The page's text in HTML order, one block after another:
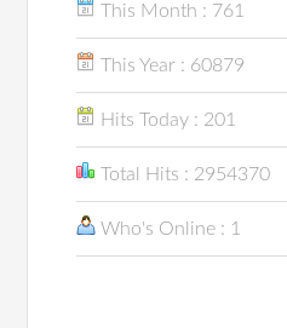
This Month : 761
This Year : 60879
Hits Today : 201
Total Hits : 2954370
Who's Online : 1